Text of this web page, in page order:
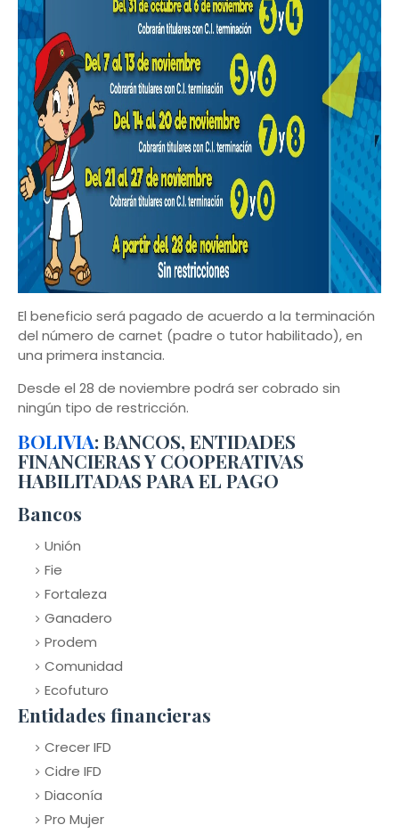
El beneficio será pagado de acuerdo a la terminación
del número de carnet (padre o tutor habilitado), en
una primera instancia.
Desde el 28 de noviembre podrá ser cobrado sin
ningún tipo de restricción.
BOLIVIA: BANCOS, ENTIDADES
FINANCIERAS Y COOPERATIVAS
HABILITADAS PARA EL PAGO
Bancos
Unión
Fie
Fortaleza
Ganadero
Prodem
Comunidad
Ecofuturo
Entidades financieras
Crecer IFD
Cidre IFD
Diaconía
Pro Mujer